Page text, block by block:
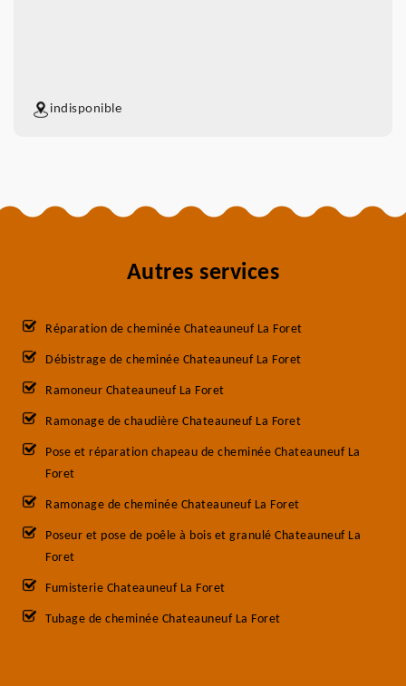
indisponible
Autres services
Réparation de cheminée Chateauneuf La Foret
Débistrage de cheminée Chateauneuf La Foret
Ramoneur Chateauneuf La Foret
Ramonage de chaudière Chateauneuf La Foret
Pose et réparation chapeau de cheminée Chateauneuf La
Foret
Ramonage de cheminée Chateauneuf La Foret
Poseur et pose de poêle à bois et granulé Chateauneuf La
Foret
Fumisterie Chateauneuf La Foret
Tubage de cheminée Chateauneuf La Foret